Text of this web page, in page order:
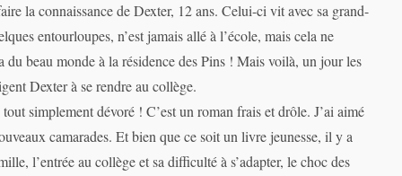
la connaissance de Dexter, 12 ans. Celui-ci vit avec sa grand-
entourloupes, n’est jamais allé à l’école, mais cela ne
beau monde à la résidence des Pins ! Mais voilà, un jour les
Dexter à se rendre au collège.
simplement dévoré ! C’est un roman frais et drôle. J’ai aimé
camarades. Et bien que ce soit un livre jeunesse, il y a
l’entrée au collège et sa difficulté à s’adapter, le choc des